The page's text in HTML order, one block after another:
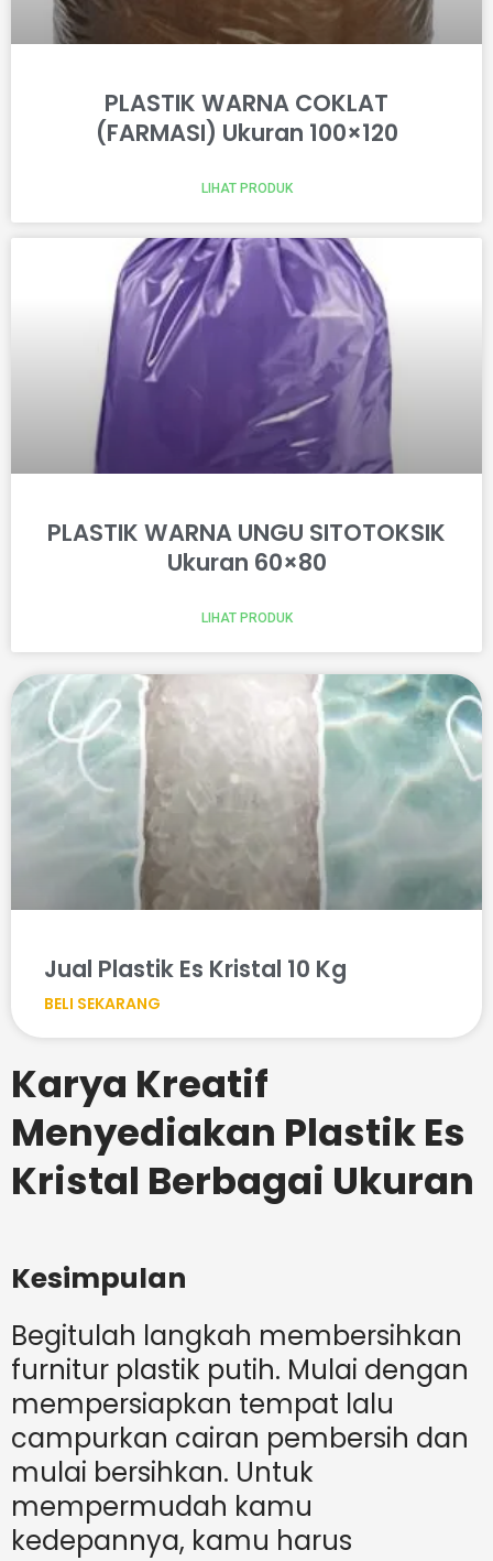
PLASTIK WARNA COKLAT
(FARMASI) Ukuran 100×120
LIHAT PRODUK
PLASTIK WARNA UNGU SITOTOKSIK
Ukuran 60×80
LIHAT PRODUK
Jual Plastik Es Kristal 10 Kg
BELI SEKARANG
Karya Kreatif
Menyediakan Plastik Es
Kristal Berbagai Ukuran
Kesimpulan
Begitulah langkah membersihkan
furnitur plastik putih. Mulai dengan
mempersiapkan tempat lalu
campurkan cairan pembersih dan
mulai bersihkan. Untuk
mempermudah kamu
kedepannya, kamu harus